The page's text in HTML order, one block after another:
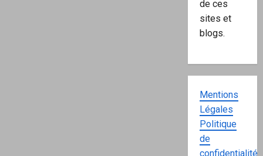
de ces
sites et
blogs.
Mentions
Légales
Politique
de
confidentialité